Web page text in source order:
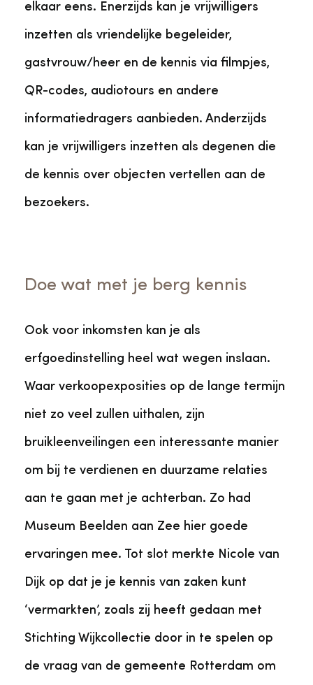
elkaar eens. Enerzijds kan je vrijwilligers
inzetten als vriendelijke begeleider,
gastvrouw/heer en de kennis via filmpjes,
QR-codes, audiotours en andere
informatiedragers aanbieden. Anderzijds
kan je vrijwilligers inzetten als degenen die
de kennis over objecten vertellen aan de
bezoekers.
Doe wat met je berg kennis
Ook voor inkomsten kan je als
erfgoedinstelling heel wat wegen inslaan.
Waar verkoopexposities op de lange termijn
niet zo veel zullen uithalen, zijn
bruikleenveilingen een interessante manier
om bij te verdienen en duurzame relaties
aan te gaan met je achterban. Zo had
Museum Beelden aan Zee hier goede
ervaringen mee. Tot slot merkte Nicole van
Dijk op dat je je kennis van zaken kunt
‘vermarkten’, zoals zij heeft gedaan met
Stichting Wijkcollectie door in te spelen op
de vraag van de gemeente Rotterdam om